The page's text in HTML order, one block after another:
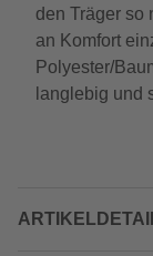
den Träger so
an Komfort
Polyester/
langlebig und